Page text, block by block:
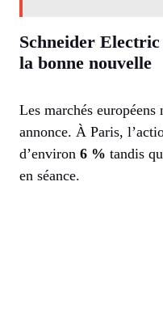
Schneider
la bonne nouvelle
Les marchés européens
annonce. À Paris,
d’environ 6 % tandis
en séance.